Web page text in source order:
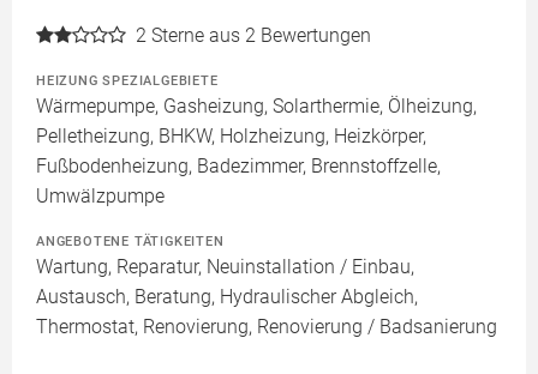
2 Sterne aus 2 Bewertungen
HEIZUNG SPEZIALGEBIETE
Wärmepumpe, Gasheizung, Solarthermie, Ölheizung,
Pelletheizung, BHKW, Holzheizung, Heizkörper,
Fußbodenheizung, Badezimmer, Brennstoffzelle,
Umwälzpumpe
ANGEBOTENE TÄTIGKEITEN
Wartung, Reparatur, Neuinstallation / Einbau,
Austausch, Beratung, Hydraulischer Abgleich,
Thermostat, Renovierung, Renovierung / Badsanierung